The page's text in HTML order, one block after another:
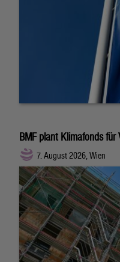
BMF plant Klimafonds
7. August 2026, Wien